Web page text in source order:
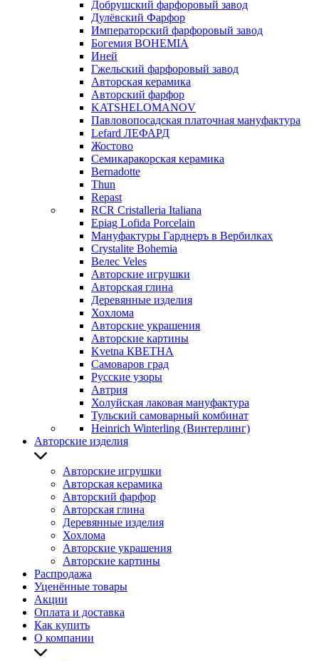
Добрушский фарфоровый завод
Дулёвский Фарфор
Императорский фарфоровый завод
Богемия BOHEMIA
Иней
Гжельский фарфоровый завод
Авторская керамика
Авторский фарфор
KATSHELOMANOV
Павловопосадская платочная мануфактура
Lefard ЛЕФАРД
Жостово
Семикаракорская керамика
Bernadotte
Thun
Repast
RCR Cristalleria Italiana
Epiag Lofida Porcelain
Мануфактуры Гарднеръ в Вербилках
Crystalite Bohemia
Велес Veles
Авторские игрушки
Авторская глина
Деревянные изделия
Хохлома
Авторские украшения
Авторские картины
Kvetna КВЕТНА
Самоваров град
Русские узоры
Автрия
Холуйская лаковая мануфактура
Тульский самоварный комбинат
Heinrich Winterling (Винтерлинг)
Авторские изделия
Авторские игрушки
Авторская керамика
Авторский фарфор
Авторская глина
Деревянные изделия
Хохлома
Авторские украшения
Авторские картины
Распродажа
Уценённые товары
Акции
Оплата и доставка
Как купить
О компании